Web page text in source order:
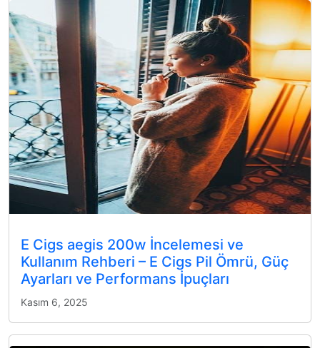
E Cigs aegis 200w İncelemesi ve
Kullanım Rehberi – E Cigs Pil Ömrü, Güç
Ayarları ve Performans İpuçları
Kasım 6, 2025